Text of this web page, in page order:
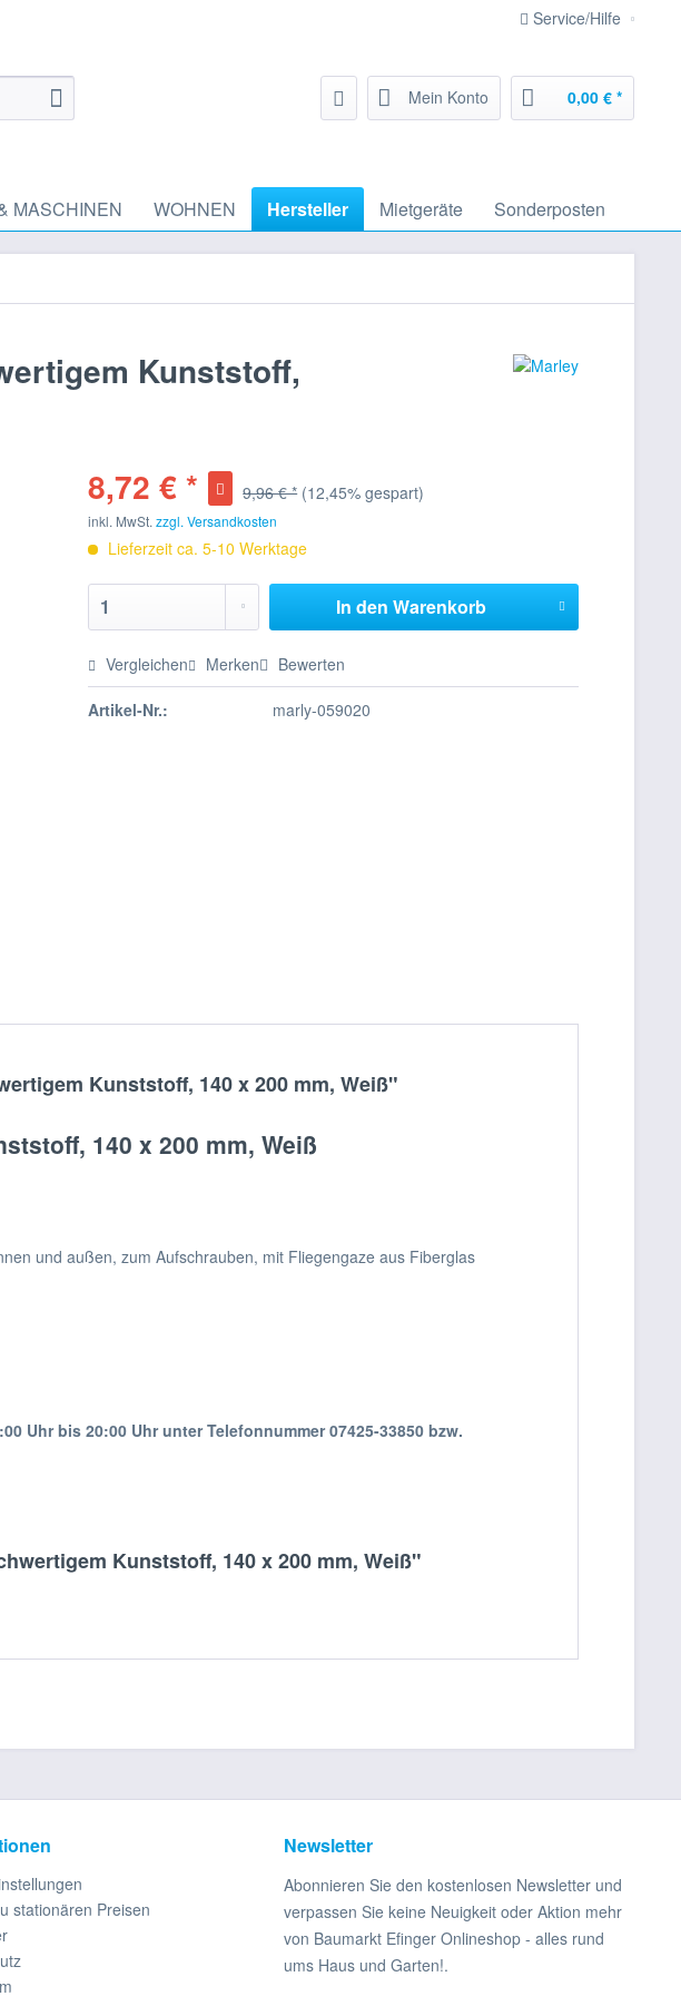
Service/Hilfe
Mein Konto 0,00 € *
MASCHINEN WOHNEN Hersteller Mietgeräte Sonderposten
Kunststoff,
8,72 € *
9,96 € * (12,45% gespart)
inkl. MwSt.zzgl. Versandkosten
Lieferzeit ca. 5-10 Werktage
In den Warenkorb
Vergleichen Merken Bewerten
Artikel-Nr.: marly-059020
Kunststoff, 140 x 200 mm, Weiß"
140 x 200 mm, Weiß
und außen, zum Aufschrauben, mit Fliegengaze aus Fiberglas
Uhr bis 20:00 Uhr unter Telefonnummer 07425-33850 bzw.
Kunststoff, 140 x 200 mm, Weiß"
stationären Preisen
Newsletter
Abonnieren Sie den kostenlosen Newsletter und
verpassen Sie keine Neuigkeit oder Aktion mehr
von Baumarkt Efinger Onlineshop - alles rund
ums Haus und Garten!.